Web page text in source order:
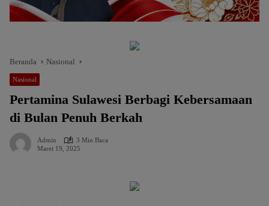
Beranda Nasional
Nasional
Pertamina Sulawesi Berbagi Kebersamaan
di Bulan Penuh Berkah
Admin
3 Min Baca
Maret 19, 2025